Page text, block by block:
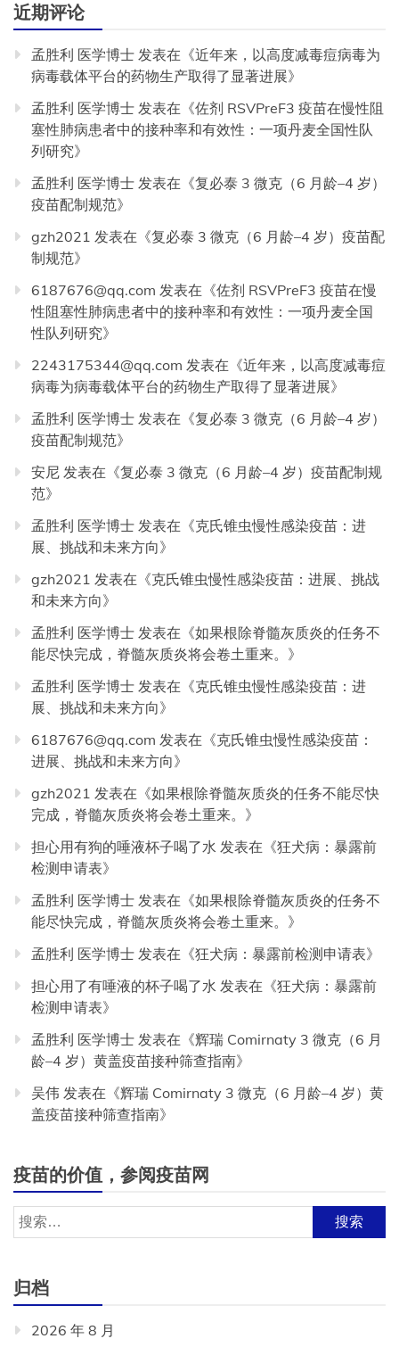
近期评论
孟胜利 医学博士 发表在《近年来，以高度减毒痘病毒为
病毒载体平台的药物生产取得了显著进展》
孟胜利 医学博士 发表在《佐剂 RSVPreF3 疫苗在慢性阻
塞性肺病患者中的接种率和有效性：一项丹麦全国性队
列研究》
孟胜利 医学博士 发表在《复必泰 3 微克（6 月龄–4 岁）
疫苗配制规范》
gzh2021 发表在《复必泰 3 微克（6 月龄–4 岁）疫苗配
制规范》
6187676@qq.com 发表在《佐剂 RSVPreF3 疫苗在慢
性阻塞性肺病患者中的接种率和有效性：一项丹麦全国
性队列研究》
2243175344@qq.com 发表在《近年来，以高度减毒痘
病毒为病毒载体平台的药物生产取得了显著进展》
孟胜利 医学博士 发表在《复必泰 3 微克（6 月龄–4 岁）
疫苗配制规范》
安尼 发表在《复必泰 3 微克（6 月龄–4 岁）疫苗配制规
范》
孟胜利 医学博士 发表在《克氏锥虫慢性感染疫苗：进
展、挑战和未来方向》
gzh2021 发表在《克氏锥虫慢性感染疫苗：进展、挑战
和未来方向》
孟胜利 医学博士 发表在《如果根除脊髓灰质炎的任务不
能尽快完成，脊髓灰质炎将会卷土重来。 》
孟胜利 医学博士 发表在《克氏锥虫慢性感染疫苗：进
展、挑战和未来方向》
6187676@qq.com 发表在《克氏锥虫慢性感染疫苗：
进展、挑战和未来方向》
gzh2021 发表在《如果根除脊髓灰质炎的任务不能尽快
完成，脊髓灰质炎将会卷土重来。 》
担心用有狗的唾液杯子喝了水 发表在《狂犬病：暴露前
检测申请表》
孟胜利 医学博士 发表在《如果根除脊髓灰质炎的任务不
能尽快完成，脊髓灰质炎将会卷土重来。 》
孟胜利 医学博士 发表在《狂犬病：暴露前检测申请表》
担心用了有唾液的杯子喝了水 发表在《狂犬病：暴露前
检测申请表》
孟胜利 医学博士 发表在《辉瑞 Comirnaty 3 微克（6 月
龄–4 岁）黄盖疫苗接种筛查指南》
吴伟 发表在《辉瑞 Comirnaty 3 微克（6 月龄–4 岁）黄
盖疫苗接种筛查指南》
疫苗的价值，参阅疫苗网
搜
索：
归档
2026 年 8 月